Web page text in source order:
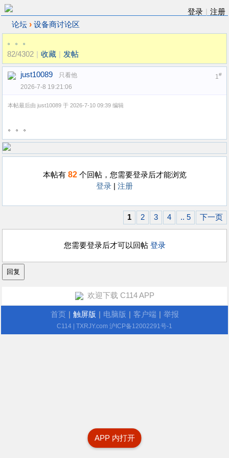
登录
注册
论坛 › 设备商讨论区
。。。
82/4302
收藏 发帖
1#
just10089
只看他
2026-7-8 19:21:06
本帖最后由 just10089 于 2026-7-10 09:39 编辑
。。。
本帖有 82个回帖，您需要登录后才能浏览
登录
注册
1 2 3 4 .. 5 下一页
您需要登录后才可以回帖 登录
APP 内打开
欢迎下载 C114 APP
首页 触屏版 电脑版 客户端 举报
C114 | TXRJY.com 沪ICP备12002291号-1